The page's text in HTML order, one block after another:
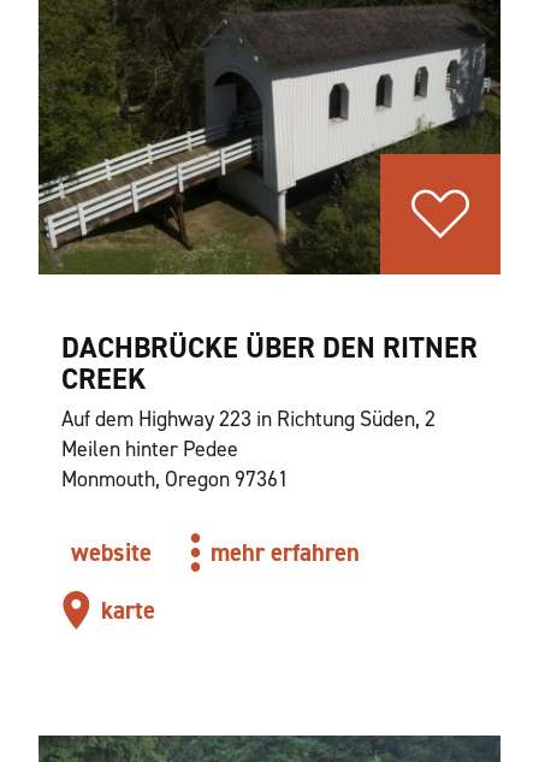
DACHBRÜCKE ÜBER DEN RITNER
CREEK
Auf dem Highway 223 in Richtung Süden, 2
Meilen hinter Pedee
Monmouth, Oregon 97361
website
mehr erfahren
karte